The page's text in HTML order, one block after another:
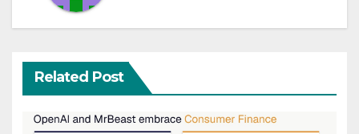
Related Post